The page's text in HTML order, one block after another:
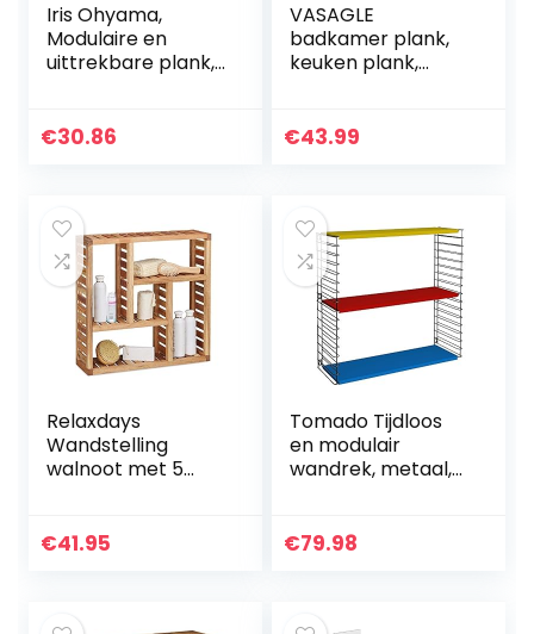
Iris Ohyama,
Modulaire en
uittrekbare plank,
uitschuifbaar 42 –
€30.86
VASAGLE
badkamer plank,
keuken plank,
met 4 planken
€43.99
Relaxdays
Wandstelling
walnoot met 5
woonkamer,
€41.95
Tomado Tijdloos
en modulair
wandrek, metaal,
€79.98